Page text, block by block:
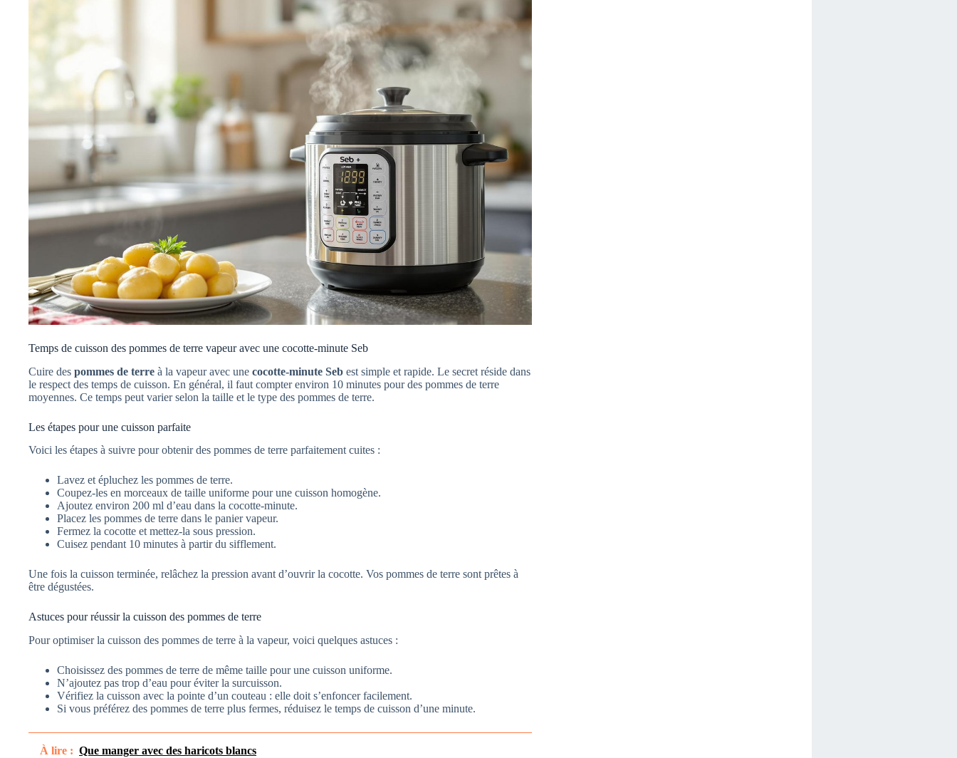
Temps de cuisson des pommes de terre vapeur avec une cocotte-minute Seb
Cuire des pommes de terre à la vapeur avec une cocotte-minute Seb est simple et rapide. Le secret réside dans
le respect des temps de cuisson. En général, il faut compter environ 10 minutes pour des pommes de terre
moyennes. Ce temps peut varier selon la taille et le type des pommes de terre.
Les étapes pour une cuisson parfaite
Voici les étapes à suivre pour obtenir des pommes de terre parfaitement cuites :
Lavez et épluchez les pommes de terre.
Coupez-les en morceaux de taille uniforme pour une cuisson homogène.
Ajoutez environ 200 ml d’eau dans la cocotte-minute.
Placez les pommes de terre dans le panier vapeur.
Fermez la cocotte et mettez-la sous pression.
Cuisez pendant 10 minutes à partir du sifflement.
Une fois la cuisson terminée, relâchez la pression avant d’ouvrir la cocotte. Vos pommes de terre sont prêtes à
être dégustées.
Astuces pour réussir la cuisson des pommes de terre
Pour optimiser la cuisson des pommes de terre à la vapeur, voici quelques astuces :
Choisissez des pommes de terre de même taille pour une cuisson uniforme.
N’ajoutez pas trop d’eau pour éviter la surcuisson.
Vérifiez la cuisson avec la pointe d’un couteau : elle doit s’enfoncer facilement.
Si vous préférez des pommes de terre plus fermes, réduisez le temps de cuisson d’une minute.
À lire : Que manger avec des haricots blancs